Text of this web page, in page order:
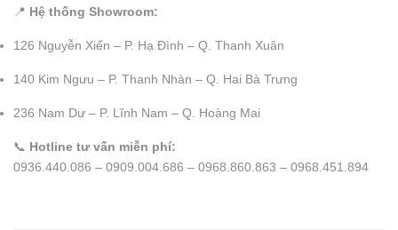
📍 Hệ thống Showroom:
126 Nguyễn Xiển – P. Hạ Đình – Q. Thanh Xuân
140 Kim Ngưu – P. Thanh Nhàn – Q. Hai Bà Trưng
236 Nam Dư – P. Lĩnh Nam – Q. Hoàng Mai
📞 Hotline tư vấn miễn phí:
0936.440.086 – 0909.004.686 – 0968.860.863 – 0968.451.894